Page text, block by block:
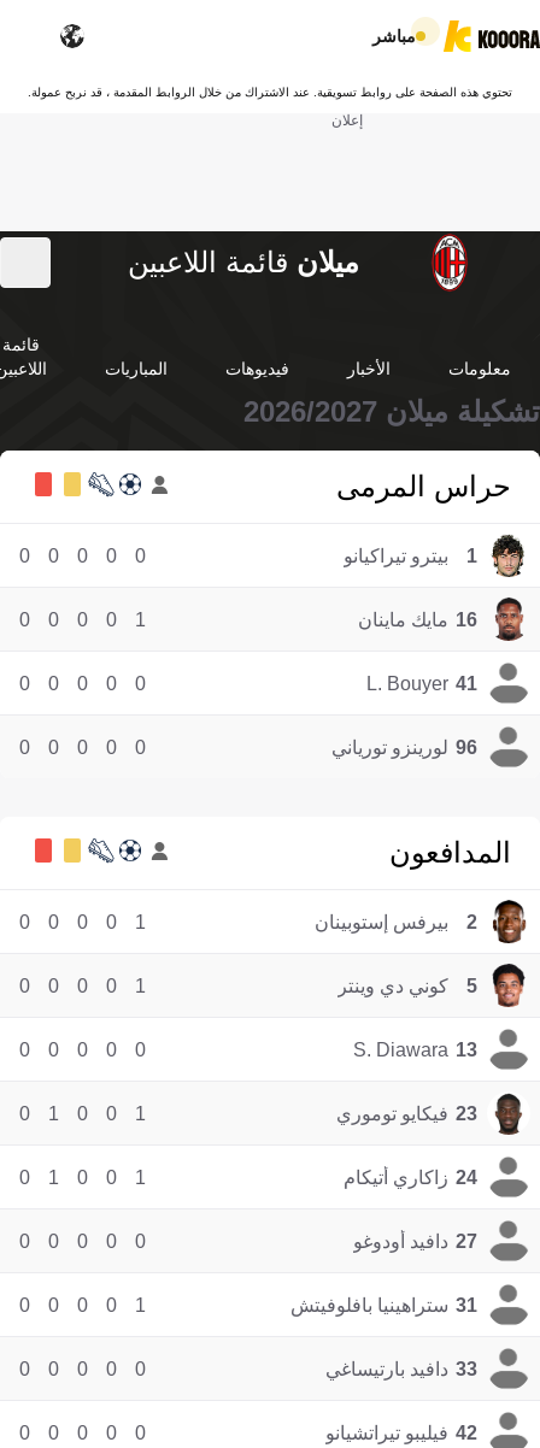
مباشر
تحتوي هذه الصفحة على روابط تسويقية. عند الاشتراك من خلال الروابط المقدمة ، قد نربح عمولة.
إعلان
ميلان قائمة اللاعبين
معلومات الأخبار فيديوهات المباريات
قائمة
تشكيلة ميلان 2026/2027
حراس المرمى
1 بيترو تيراكيانو 0
0
0
0
0
16 مايك ماينان 1
0
0
0
0
41
L. Bouyer
0
0
0
0
0
96 لورينزو تورياني 0
0
0
0
0
المدافعون
2 بيرفس إستوبينان 1
0
0
0
0
5 كوني دي وينتر 1
0
0
0
0
13
S. Diawara
0
0
0
0
0
23 فيكايو توموري 1
0
0
1
0
24 زاكاري أتيكام 1
0
0
1
0
27 دافيد أودوغو 0
0
0
0
0
31 ستراهينيا بافلوفيتش 1
0
0
0
0
33 دافيد بارتيساغي 0
0
0
0
0
42 فيليبو تيراتشيانو 0
0
0
0
0